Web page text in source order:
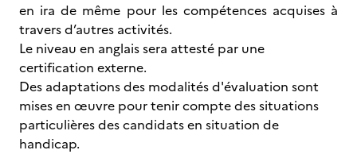
en ira de même pour les compétences acquises à
travers d’autres activités.
Le niveau en anglais sera attesté par une
certification externe.
Des adaptations des modalités d'évaluation sont
mises en œuvre pour tenir compte des situations
particulières des candidats en situation de
handicap.